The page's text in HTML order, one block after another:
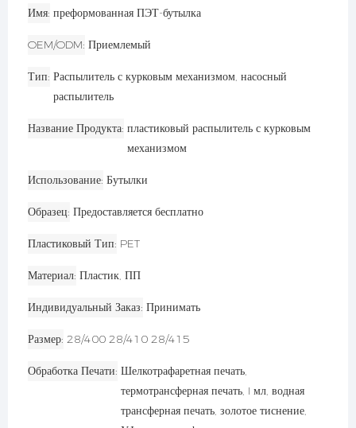
Имя преформованная ПЭТ-бутылка
OEM/ODM Приемлемый
Тип Распылитель с курковым механизмом, насосный
распылитель
Название Продукта пластиковый распылитель с курковым
механизмом
Использование Бутылки
Образец Предоставляется бесплатно
Пластиковый Тип PET
Материал Пластик, ПП
Индивидуальный Заказ Принимать
Размер 28/400 28/410 28/415
Обработка Печати Шелкотрафаретная печать,
термотрансферная печать, I мл, водная
трансферная печать, золотое тиснение,